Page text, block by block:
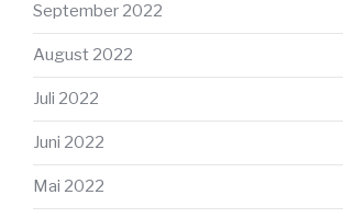
September 2022
August 2022
Juli 2022
Juni 2022
Mai 2022